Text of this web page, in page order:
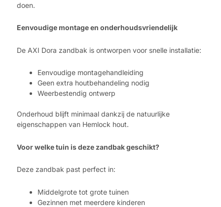
doen.
Eenvoudige montage en onderhoudsvriendelijk
De AXI Dora zandbak is ontworpen voor snelle installatie:
Eenvoudige montagehandleiding
Geen extra houtbehandeling nodig
Weerbestendig ontwerp
Onderhoud blijft minimaal dankzij de natuurlijke
eigenschappen van Hemlock hout.
Voor welke tuin is deze zandbak geschikt?
Deze zandbak past perfect in:
Middelgrote tot grote tuinen
Gezinnen met meerdere kinderen